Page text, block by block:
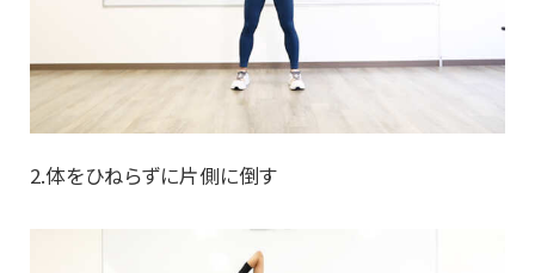
2.体をひねらずに片側に倒す